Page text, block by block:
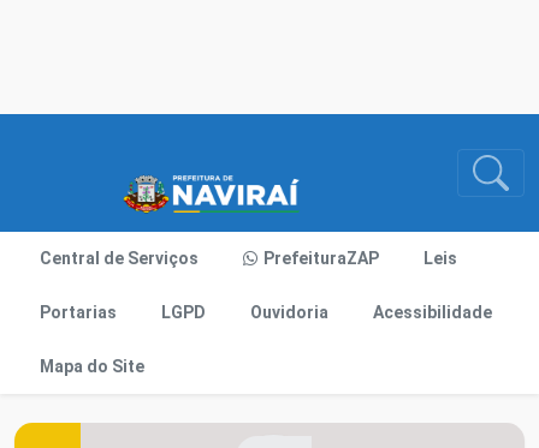
Central de Serviços PrefeituraZAP Leis
Portarias LGPD Ouvidoria Acessibilidade
Mapa do Site